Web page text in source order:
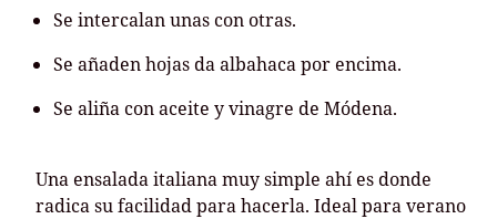
Se intercalan unas con otras.
Se añaden hojas da albahaca por encima.
Se aliña con aceite y vinagre de Módena.
Una ensalada italiana muy simple ahí es donde
radica su facilidad para hacerla. Ideal para verano